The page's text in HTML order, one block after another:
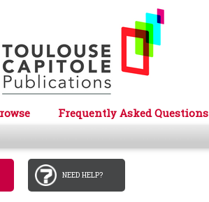
Frequently Asked Questions
NEED HELP?